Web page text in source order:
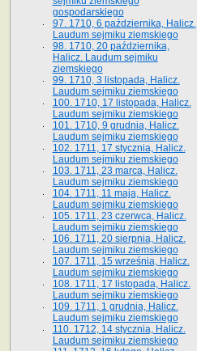
gospodarskiego
97. 1710, 6 października, Halicz.
Laudum sejmiku ziemskiego
98. 1710, 20 października,
Halicz. Laudum sejmiku
ziemskiego
99. 1710, 3 listopada, Halicz.
Laudum sejmiku ziemskiego
100. 1710, 17 listopada, Halicz.
Laudum sejmiku ziemskiego
101. 1710, 9 grudnia, Halicz.
Laudum sejmiku ziemskiego
102. 1711, 17 stycznia, Halicz.
Laudum sejmiku ziemskiego
103. 1711, 23 marca, Halicz.
Laudum sejmiku ziemskiego
104. 1711, 11 maja, Halicz.
Laudum sejmiku ziemskiego
105. 1711, 23 czerwca, Halicz.
Laudum sejmiku ziemskiego
106. 1711, 20 sierpnia, Halicz.
Laudum sejmiku ziemskiego
107. 1711, 15 września, Halicz.
Laudum sejmiku ziemskiego
108. 1711, 17 listopada, Halicz.
Laudum sejmiku ziemskiego
109. 1711, 1 grudnia, Halicz.
Laudum sejmiku ziemskiego
110. 1712, 14 stycznia, Halicz.
Laudum sejmiku ziemskiego